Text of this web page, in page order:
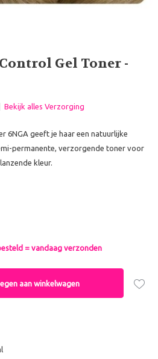
Gel Toner -
Bekijk alles Verzorging
6NGA geeft je haar een natuurlijke
permanente, verzorgende toner voor
kleur.
= vandaag verzonden
aan winkelwagen